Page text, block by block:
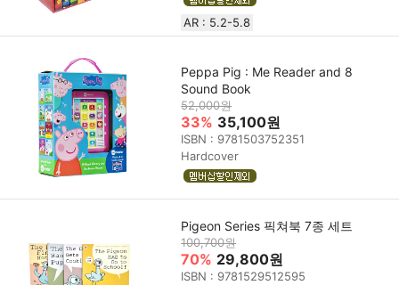
AR : 5.2-5.8
Peppa Pig : Me Reader and 8
Sound Book
52,000원
33% 35,100원
ISBN : 9781503752351
Hardcover
Pigeon Series 픽쳐북 7종 세트
100,700원
70% 29,800원
ISBN : 9781529512595